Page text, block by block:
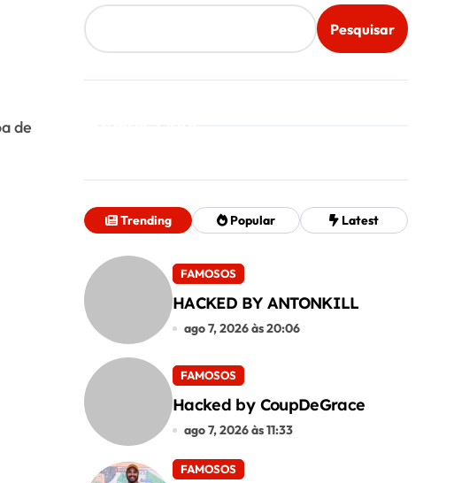
Pesquisar
Trending Popular Latest
FAMOSOS
HACKED BY ANTONKILL
ago 7, 2026 às 20:06
FAMOSOS
Hacked by CoupDeGrace
ago 7, 2026 às 11:33
FAMOSOS